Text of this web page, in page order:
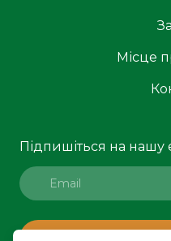
Місце
Підпишіться на нашу